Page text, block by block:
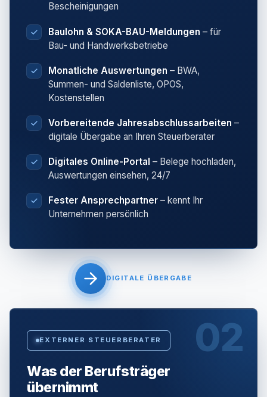
Bescheinigungen
Baulohn & SOKA-BAU-Meldungen – für
Bau- und Handwerksbetriebe
Monatliche Auswertungen – BWA,
Summen- und Saldenliste, OPOS,
Kostenstellen
Vorbereitende Jahresabschlussarbeiten –
digitale Übergabe an Ihren Steuerberater
Digitales Online-Portal – Belege hochladen,
Auswertungen einsehen, 24/7
Fester Ansprechpartner – kennt Ihr
Unternehmen persönlich
DIGITALE ÜBERGABE
02
EXTERNER STEUERBERATER
Was der Berufsträger
übernimmt